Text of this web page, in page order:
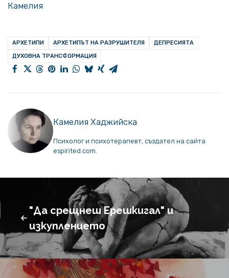
Камелия
АРХЕТИПИ АРХЕТИПЪТ НА РАЗРУШИТЕЛЯ
ДЕПРЕСИЯТА
ДУХОВНА ТРАНСФОРМАЦИЯ
Камелия Хаджийска
Психолог и психотерапевт, създател на сайта
espirited.com.
"Да срещнеш Ерешкигал" и
изкуплението